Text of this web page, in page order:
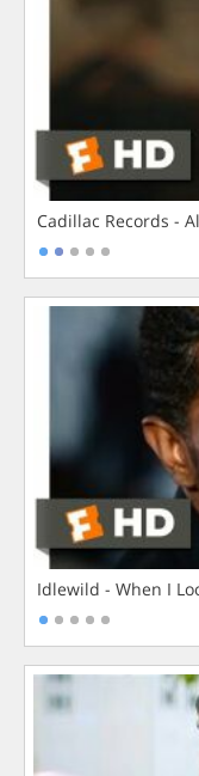
Cadillac Records -
Idlewild - When I